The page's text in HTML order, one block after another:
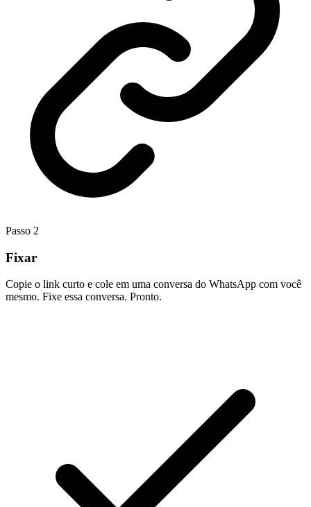
Passo 2
Fixar
Copie o link curto e cole em uma conversa do WhatsApp com você
mesmo. Fixe essa conversa. Pronto.